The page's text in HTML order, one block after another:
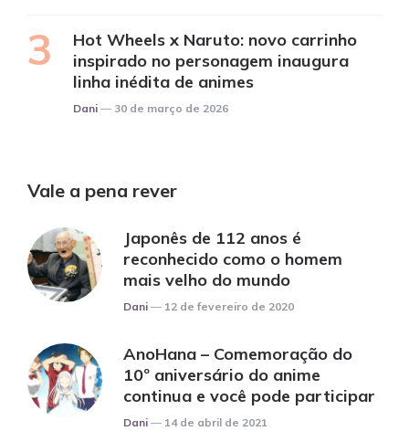
Hot Wheels x Naruto: novo carrinho
inspirado no personagem inaugura
linha inédita de animes
Posted
Dani 30 de março de 2026
Vale a pena rever
Japonês de 112 anos é
reconhecido como o homem
mais velho do mundo
Posted
Dani 12 de fevereiro de 2020
AnoHana – Comemoração do
10º aniversário do anime
continua e você pode participar
Posted
Dani 14 de abril de 2021